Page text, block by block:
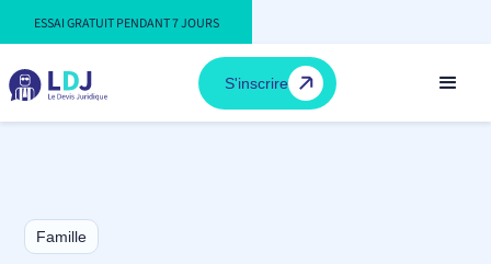
ESSAI GRATUIT PENDANT 7 JOURS
S'inscrire
Famille